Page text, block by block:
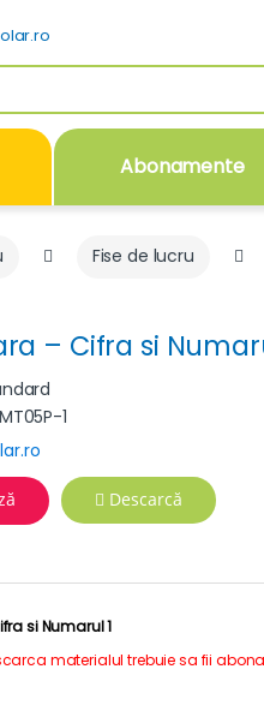
Abonamente
Fise de lucru
– Cifra si
1
Descarcă
si Numarul 1
materialul trebuie sa fii